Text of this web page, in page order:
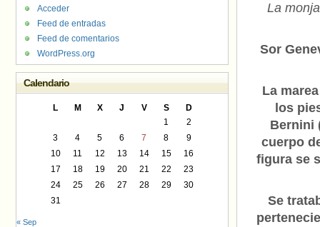
La
Sor
La
los
Bernini
cuerpo
figura se
Se
Acceder
Feed de entradas
Feed de comentarios
WordPress.org
Calendario
L M X J V S
D
1
2
3
4 5 6 7 8
9
10
11 12 13 14 15
16
17
18 19 20 21 22
23
24
25 26 27 28 29
30
31
« Sep